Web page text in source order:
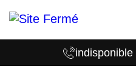
indisponible